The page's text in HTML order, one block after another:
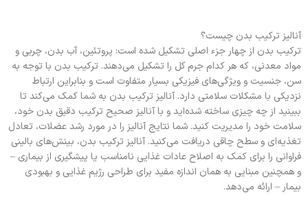
آنالیز ترکیب بدن چیست؟
ترکیب بدن از چهار جزء اصلی تشکیل شده است: پروتئین، آب بدن، چربی و
مواد معدنی، که هر کدام جرم کل را تشکیل می‌دهند. ترکیب بدن با توجه به
سن، جنسیت و ویژگی‌های فیزیکی بسیار متفاوت است و بنابراین ارتباط
نزدیکی با مشکلات سلامتی دارد. آنالیز ترکیب بدن به شما کمک می‌کند تا
ببینید از چه چیزی ساخته شده‌اید و با آنالیز صحیح ترکیب دقیق بدن خود،
سلامت خود را مدیریت کنید. شما نتایج آنالیز را در مورد رشد عضلات، تعادل
تغذیه‌ای و سطح چاقی دریافت می‌کنید. آنالیز ترکیب بدن، بینش‌های بالینی
فراوانی را برای کمک به اصلاح عادات غذایی نامناسب یا پیشگیری از بیماری –
و همچنین مبنایی به همان اندازه مفید برای طراحی رژیم غذایی و بهبودی
بیمار – ارائه می‌دهد.